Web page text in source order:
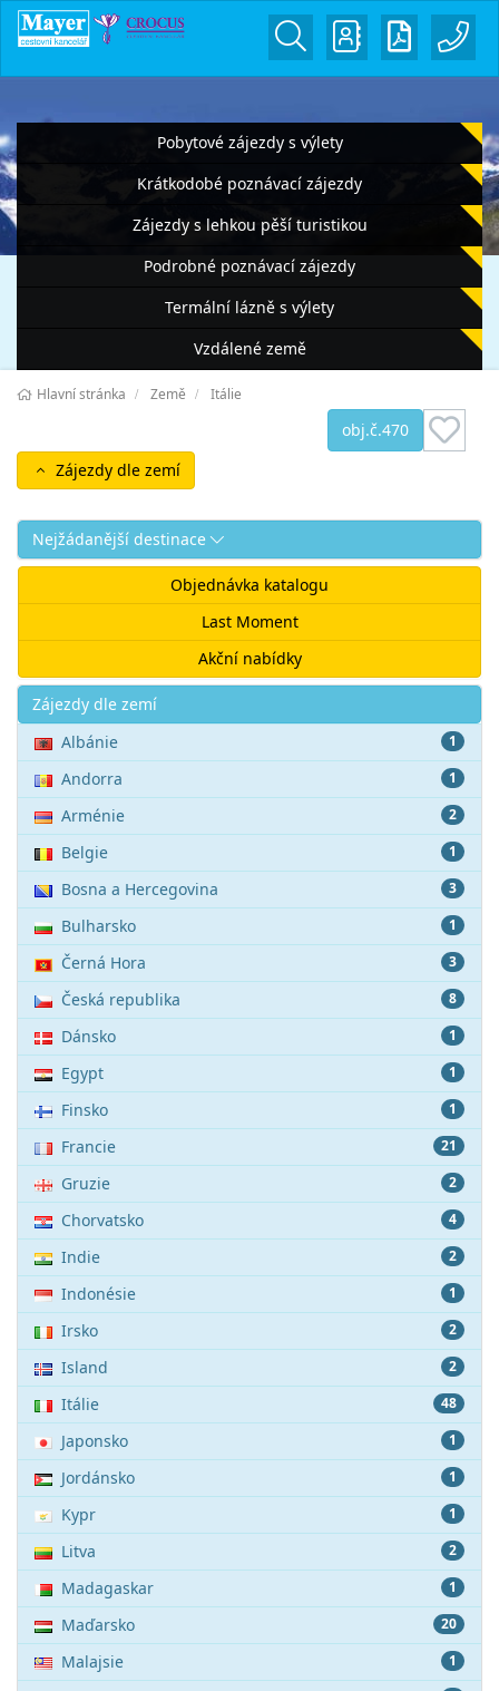
Pobytové zájezdy s výlety
Krátkodobé poznávací zájezdy
Zájezdy s lehkou pěší turistikou
Podrobné poznávací zájezdy
Termální lázně s výlety
Vzdálené země
Hlavní stránka Země Itálie
obj.č.470
Zájezdy dle zemí
Nejžádanější destinace
Objednávka katalogu
Last Moment
Akční nabídky
Akce
Zájezdy dle zemí
1
Albánie
1
Andorra
2
Arménie
1
Belgie
3
Bosna a Hercegovina
1
Bulharsko
3
Černá Hora
8
Česká republika
1
Dánsko
1
Egypt
1
Finsko
21
Francie
2
Gruzie
4
Chorvatsko
2
Indie
1
Indonésie
2
Irsko
2
Island
48
Itálie
1
Japonsko
1
Jordánsko
1
Kypr
2
Litva
1
Madagaskar
20
Maďarsko
1
Malajsie